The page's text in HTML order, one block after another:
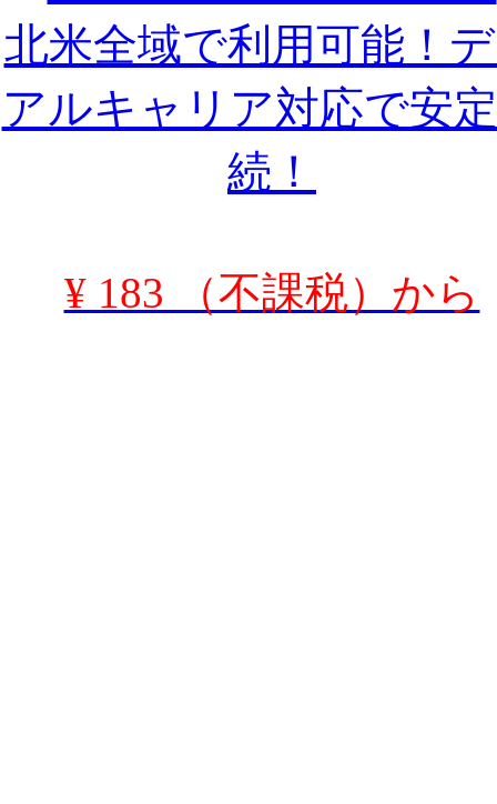
北米全域で利用可能！
アルキャリア対応で安
続！
¥ 183 （不課税）から